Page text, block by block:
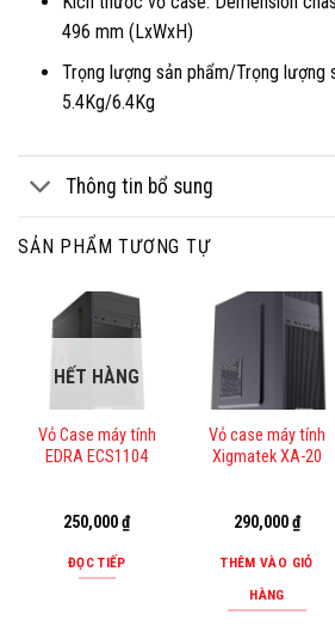
496 mm (LxWxH)
Trọng lượng sản phẩm/Trọng lượng
5.4Kg/6.4Kg
Thông tin bổ sung
SẢN PHẨM TƯƠNG TỰ
HẾT HÀNG
Vỏ Case máy tính
EDRA ECS1104
250,000₫
ĐỌC TIẾP
Vỏ case máy tính
Xigmatek XA-20
290,000₫
THÊM VÀO GIỎ
HÀNG